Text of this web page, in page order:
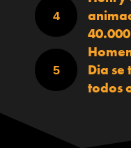
Dia
todos